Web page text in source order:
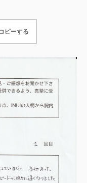
ピーする